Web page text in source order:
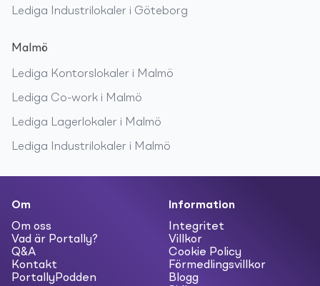
Lediga Industrilokaler i Göteborg
Malmö
Lediga Kontorslokaler i Malmö
Lediga Co-work i Malmö
Lediga Lagerlokaler i Malmö
Lediga Industrilokaler i Malmö
Om
Om oss
Vad är Portally?
Q&A
Kontakt
PortallyPodden
Information
Integritet
Villkor
Cookie Policy
Förmedlingsvillkor
Blogg